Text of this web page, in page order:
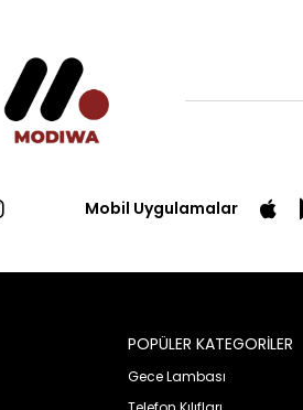
Mobil Uygulamalar
POPÜLER KATEGORİLER
Gece Lambası